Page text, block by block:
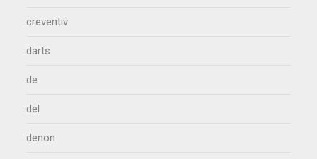
creventiv
darts
de
del
denon